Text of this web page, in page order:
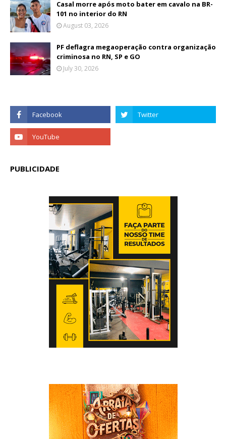
Casal morre após moto bater em cavalo na BR-
101 no interior do RN
August 03, 2026
PF deflagra megaoperação contra organização
criminosa no RN, SP e GO
July 30, 2026
PUBLICIDADE